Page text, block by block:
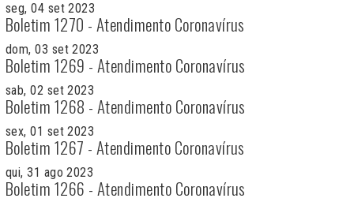
seg, 04 set 2023
Boletim 1270 - Atendimento Coronavírus
dom, 03 set 2023
Boletim 1269 - Atendimento Coronavírus
sab, 02 set 2023
Boletim 1268 - Atendimento Coronavírus
sex, 01 set 2023
Boletim 1267 - Atendimento Coronavírus
qui, 31 ago 2023
Boletim 1266 - Atendimento Coronavírus